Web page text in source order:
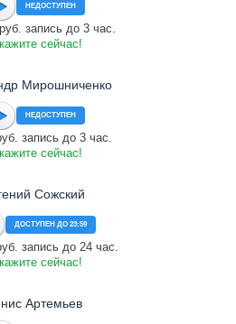
НЕДОСТУПЕН
запись до 3 час.
сейчас!
Мирошниченко
НЕДОСТУПЕН
запись до 3 час.
сейчас!
Сожский
ДОСТУПЕН ДО 23:59
запись до 24 час.
сейчас!
Артемьев